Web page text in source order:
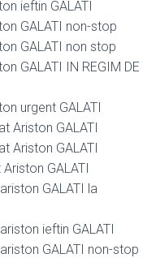
ieftin GALATI
GALATI non-stop
GALATI non stop
GALATI IN REGIM DE
urgent GALATI
Ariston GALATI
Ariston GALATI
GALATI
GALATI la
ieftin GALATI
GALATI non-stop